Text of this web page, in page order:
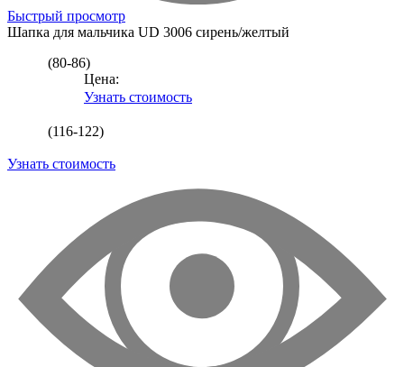
Быстрый просмотр
Шапка для мальчика UD 3006 сирень/желтый
(80-86)
Цена:
Узнать стоимость
(116-122)
Узнать стоимость